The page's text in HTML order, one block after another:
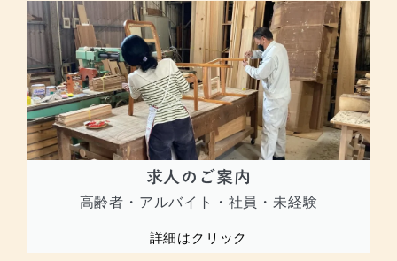
求人のご案内
高齢者・アルバイト・社員・未経験
詳細はクリック